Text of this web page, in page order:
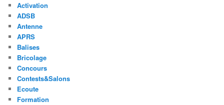
Activation
ADSB
Antenne
APRS
Balises
Bricolage
Concours
Contests&Salons
Ecoute
Formation